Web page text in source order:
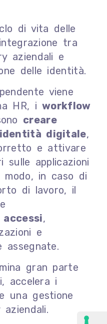
di vita delle
tra
aziendali e
delle identità.
viene
HR, iworkflow
creare
digitale,
e attivare
sulle applicazioni
modo, in caso di
di lavoro, il
accessi,
e
assegnate.
gran parte
accelera i
una gestione